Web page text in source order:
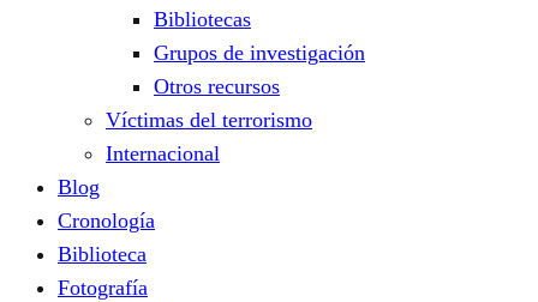
Bibliotecas
Grupos de investigación
Otros recursos
Víctimas del terrorismo
Internacional
Blog
Cronología
Biblioteca
Fotografía